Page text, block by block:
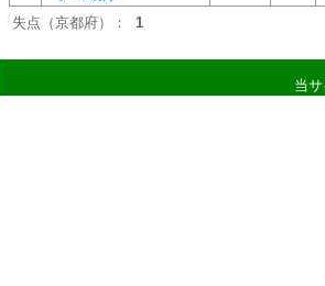
失点（京都府）： 1
当